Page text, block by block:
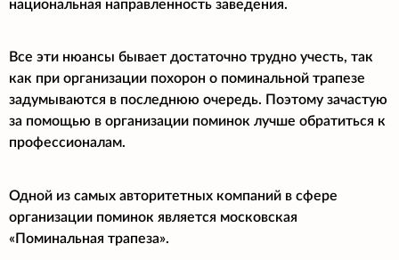
национальная направленность заведения.
Все эти нюансы бывает достаточно трудно учесть, так
как при организации похорон о поминальной трапезе
задумываются в последнюю очередь. Поэтому зачастую
за помощью в организации поминок лучше обратиться к
профессионалам.
Одной из самых авторитетных компаний в сфере
организации поминок является московская
«Поминальная трапеза».